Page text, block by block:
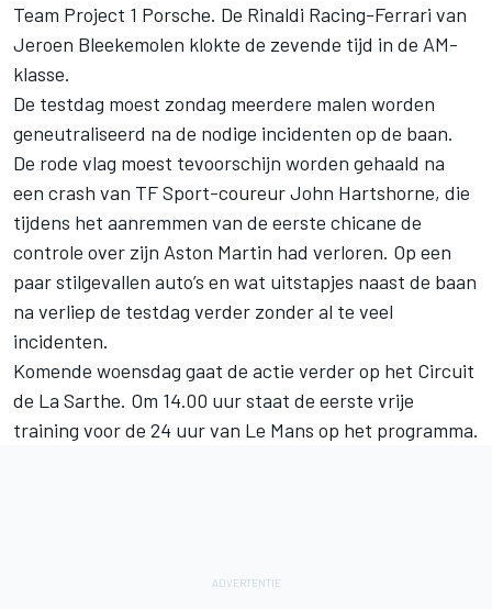
Team Project 1 Porsche. De Rinaldi Racing-Ferrari van
Jeroen Bleekemolen klokte de zevende tijd in de AM-
klasse.
De testdag moest zondag meerdere malen worden
geneutraliseerd na de nodige incidenten op de baan.
De rode vlag moest tevoorschijn worden gehaald na
een crash van TF Sport-coureur John Hartshorne, die
tijdens het aanremmen van de eerste chicane de
controle over zijn Aston Martin had verloren. Op een
paar stilgevallen auto’s en wat uitstapjes naast de baan
na verliep de testdag verder zonder al te veel
incidenten.
Komende woensdag gaat de actie verder op het Circuit
de La Sarthe. Om 14.00 uur staat de eerste vrije
training voor de 24 uur van Le Mans op het programma.